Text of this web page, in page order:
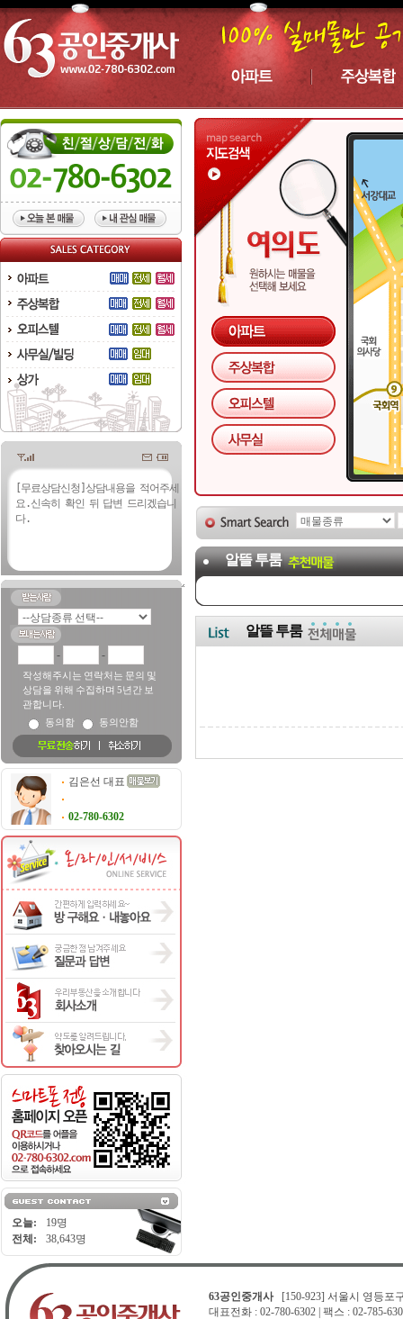
- -
작성해주시는 연락처는 문의 및
상담을 위해 수집하며 5년간 보
관합니다.
동의함
동의안함
김은선 대표
02-780-6302
오늘:
19명
전체:
38,643명
알뜰 투룸
알뜰 투룸
63공인중개사[150-923] 서울시 영등포
대표전화 : 02-780-6302 | 팩스 : 02-785-